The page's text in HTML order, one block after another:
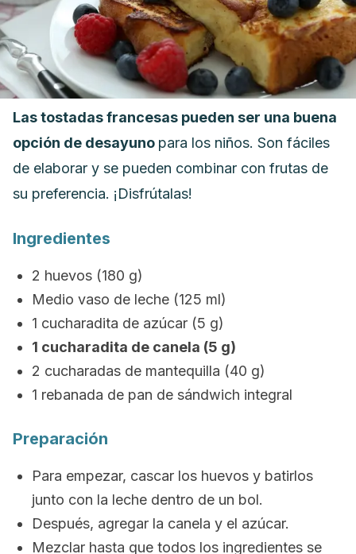
Las tostadas francesas pueden ser una buena
opción de desayuno para los niños. Son fáciles
de elaborar y se pueden combinar con frutas de
su preferencia. ¡Disfrútalas!
Ingredientes
2 huevos (180 g)
Medio vaso de leche (125 ml)
1 cucharadita de azúcar (5 g)
1 cucharadita de canela (5 g)
2 cucharadas de mantequilla (40 g)
1 rebanada de pan de sándwich integral
Preparación
Para empezar, cascar los huevos y batirlos
junto con la leche dentro de un bol.
Después, agregar la canela y el azúcar.
Mezclar hasta que todos los ingredientes se